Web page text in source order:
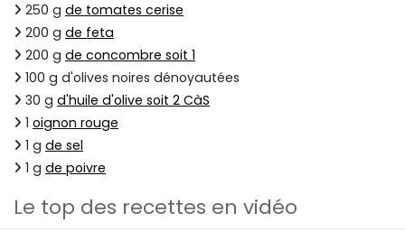
250 g de tomates cerise
200 g de feta
200 g de concombre soit 1
100 g d'olives noires dénoyautées
30 g d'huile d'olive soit 2 CàS
1 oignon rouge
1 g de sel
1 g de poivre
Le top des recettes en vidéo